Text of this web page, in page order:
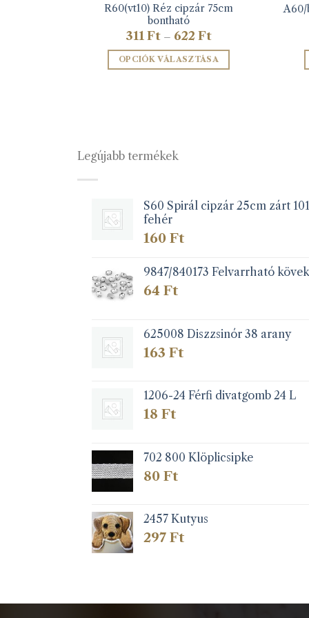
R60(vt10) Réz cipzár 75cm
bontható
311Ft – 622 FtÁrtartomány:
311 Ft
-
622 Ft
OPCIÓK VÁLASZTÁSA
van.
a
termékoldalon
választhatók
A60/
Legújabb termékek
S60 Spirál cipzár 25cm zárt 101
fehér
160 Ft
9847/840173 Felvarrható kövek
64 Ft
625008 Diszzsinór 38 arany
163 Ft
1206-24 Férfi divatgomb 24 L
18 Ft
702 800 Klöplicsipke
80 Ft
2457 Kutyus
297 Ft